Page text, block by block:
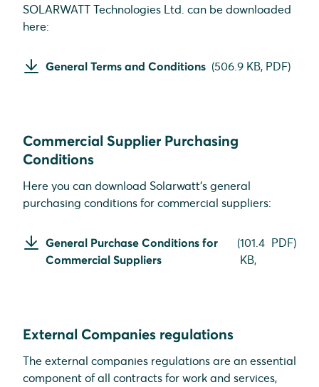
SOLARWATT Technologies Ltd. can be downloaded
here:
General Terms and Conditions (506.9 KB, PDF)
Commercial Supplier Purchasing
Conditions
Here you can download Solarwatt's general
purchasing conditions for commercial suppliers:
General Purchase Conditions for
Commercial Suppliers
(101.4
KB,
PDF)
External Companies regulations
The external companies regulations are an essential
component of all contracts for work and services,